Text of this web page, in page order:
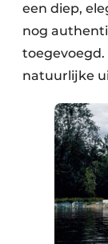
een diep,
nog
natuurlijke